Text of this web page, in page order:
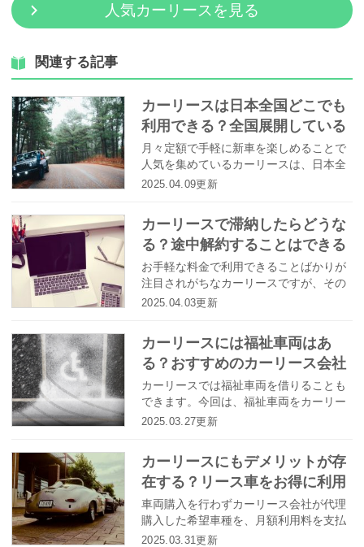
人気カーリースを見る
関連する記事
カーリースは日本全国どこでも
利用できる？全国展開している
カーリース会社をピックアッ
プ！
月々定額で手軽に新車を楽しめることで
人気を集めているカーリースは、日本全
国どこにいても利用できるのでしょう
2025.04.09更新
カーリースで滞納したらどうな
る？途中解約することはできる
のか？
お手軽な料金で利用できることばかりが
注目されがちなカーリースですが、その
仕組みを知らず安易に契約してしまう
れません。 カーリースは契約期間中、
月々の使用料を払い続けなければなりま
せん。もし滞納してしまったら、どうな
るのでしょうか。また支払えなくなった
からといって、途中解約は可能なのでし
ょうか。ここではカーリースを利用する
際には絶対に気を付けておくべき滞納や
2025.04.03更新
カーリースには福祉車両はあ
る？おすすめのカーリース会社
をご紹介
カーリースでは福祉車両を借りることも
できます。今回は、福祉車両をカーリー
スするメリットや、福祉車両を利用でき
2025.03.27更新
カーリースにもデメリットが存
在する？リース車をお得に利用
するポイントとは
車両購入を行わずカーリース会社が代理
購入した希望車種を、月額利用料を支払
うことで借り受け、自由に使用できる車
2025.03.31更新